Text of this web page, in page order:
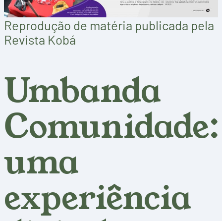
Reprodução de matéria publicada pela
Revista Kobá
Umbanda
Comunidade:
uma
experiência